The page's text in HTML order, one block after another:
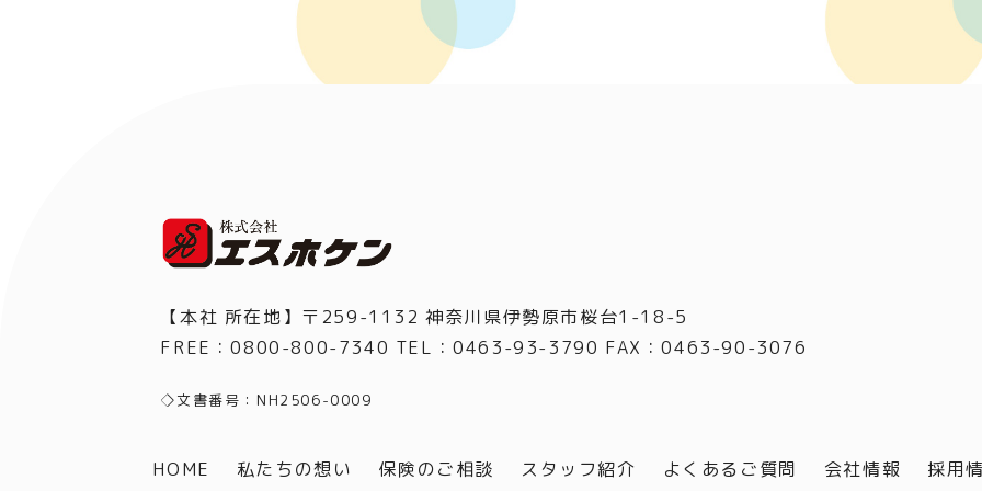
【本社 所在地】〒259-1132 神奈川県伊勢原市桜台1-18-5
FREE：0800-800-7340 TEL ：0463-93-3790 FAX ：0463-90-3076
◇文書番号：NH2506-0009
HOME 私たちの想い 保険のご相談 スタッフ紹介 よくあるご質問 会社情報 採用